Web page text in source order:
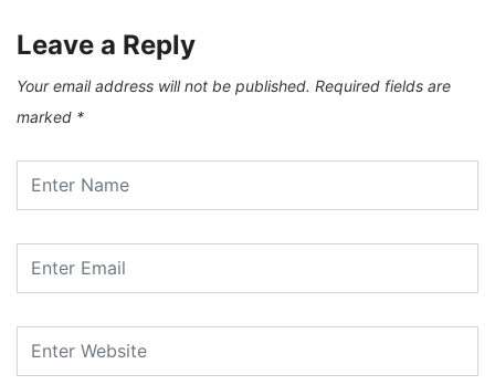
Leave a Reply
Your email address will not be published. Required fields are
marked *